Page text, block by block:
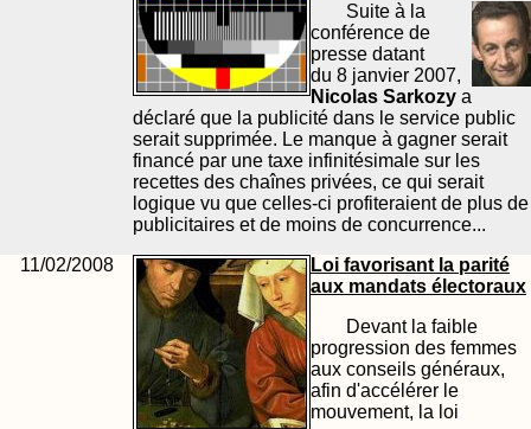
Suite à la
conférence de
presse datant
du 8 janvier 2007,
Nicolas Sarkozy a
déclaré que la publicité dans le service public
serait supprimée. Le manque à gagner serait
financé par une taxe infinitésimale sur les
recettes des chaînes privées, ce qui serait
logique vu que celles-ci profiteraient de plus de
publicitaires et de moins de concurrence...
11/02/2008
Loi favorisant la parité
aux mandats électoraux
Devant la faible
progression des femmes
aux conseils généraux,
afin d'accélérer le
mouvement, la loi